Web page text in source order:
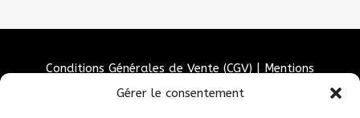
Gérer le consentement
Conditions Générales de Vente (CGV)
Mentions
Politique de confidentialité